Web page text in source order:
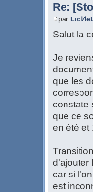
Re:
par
Salut la
Je
que les
constate
que ce
en été et
d'ajouter
car si
est